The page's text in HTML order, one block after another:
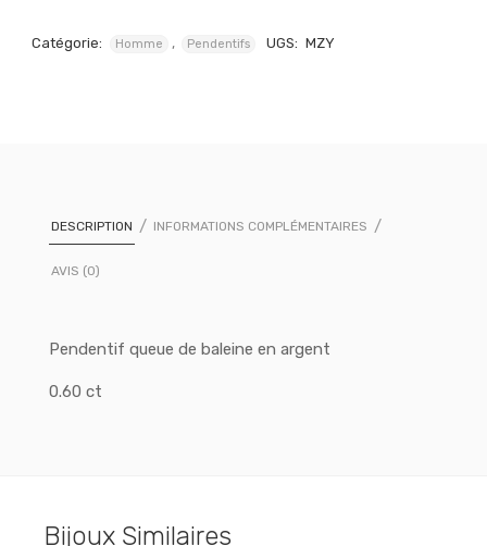
Catégorie: Homme , Pendentifs UGS: MZY
DESCRIPTION INFORMATIONS COMPLÉMENTAIRES
AVIS (0)
Pendentif queue de baleine en argent
0.60 ct
Bijoux Similaires